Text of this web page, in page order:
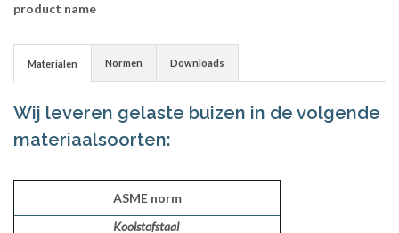
product name
Materialen Normen Downloads
Wij leveren gelaste buizen in de volgende
materiaalsoorten:
ASME norm
Koolstofstaal